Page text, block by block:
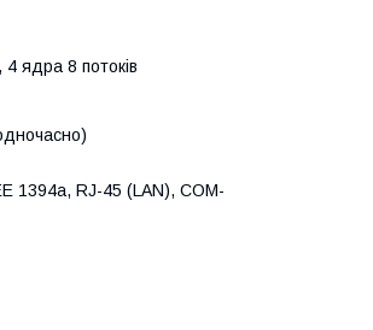
ядра 8 потоків
1394a, RJ-45 (LAN), COM-